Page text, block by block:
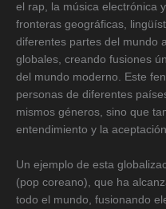
el rap, la música electrónica
fronteras geográficas,
diferentes partes del mundo
globales, creando fusiones
del mundo moderno. Este
personas de diferentes
mismos géneros, sino que
entendimiento y la
Un ejemplo de esta
(pop coreano), que ha
todo el mundo, fusionando